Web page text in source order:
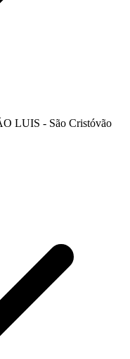
LUIS - São Cristóvão